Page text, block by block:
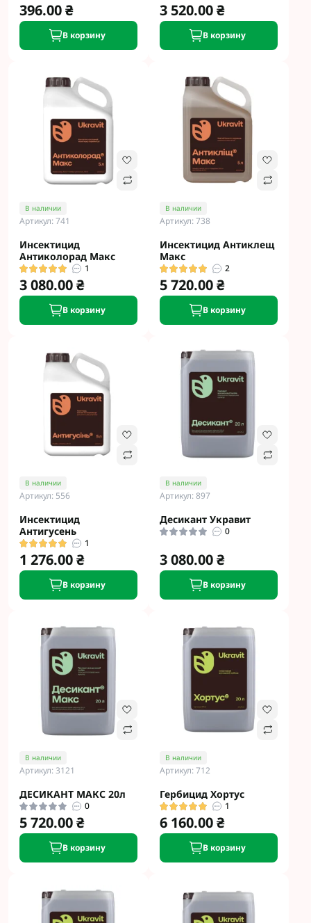
396.00 ₴
В корзину
3 520.00 ₴
В корзину
В наличии
Артикул: 741
Инсектицид
Антиколорад Макс
1
3 080.00 ₴
В корзину
В наличии
Артикул: 738
Инсектицид Антиклещ
Макс
2
5 720.00 ₴
В корзину
В наличии
Артикул: 556
Инсектицид
Антигусень
1
1 276.00 ₴
В корзину
В наличии
Артикул: 897
Десикант Укравит
0
3 080.00 ₴
В корзину
В наличии
Артикул: 3121
ДЕСИКАНТ МАКС 20л
0
5 720.00 ₴
В корзину
В наличии
Артикул: 712
Гербицид Хортус
1
6 160.00 ₴
В корзину